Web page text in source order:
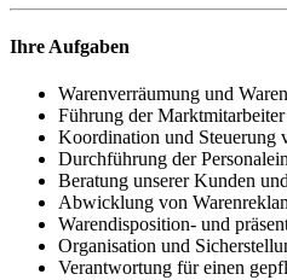
Ihre Aufgaben
Warenverräumung und
Führung der Marktmitarbeiter
Koordination und Steuerung
Durchführung der
Beratung unserer Kunden
Abwicklung von
Warendisposition- und
Organisation und
Verantwortung für einen